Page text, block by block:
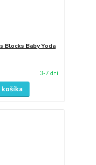
Blocks Baby Yoda
3-7 dní